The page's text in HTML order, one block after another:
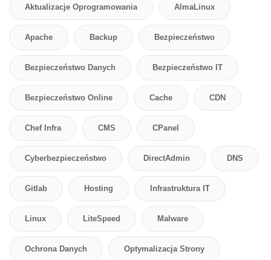
Aktualizacje Oprogramowania AlmaLinux
Apache Backup Bezpieczeństwo
Bezpieczeństwo Danych Bezpieczeństwo IT
Bezpieczeństwo Online Cache CDN
Chef Infra CMS CPanel
Cyberbezpieczeństwo DirectAdmin DNS
Gitlab Hosting Infrastruktura IT
Linux LiteSpeed Malware
Ochrona Danych Optymalizacja Strony